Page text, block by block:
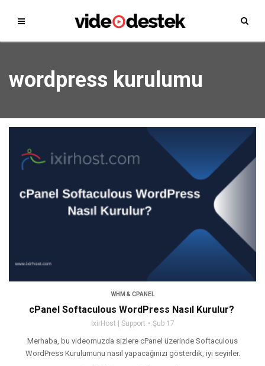
wordpress kurulumu
WHM & CPANEL
cPanel Softaculous WordPress Nasıl Kurulur?
İxirHost | Support Şub 17
Merhaba, bu videomuzda sizlere cPanel üzerinde Softaculous
WordPress Kurulumunu nasıl yapacağınızı gösterdik, iyi seyirler.